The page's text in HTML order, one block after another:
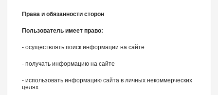
Права и обязанности сторон
Пользователь имеет право:
- осуществлять поиск информации на сайте
- получать информацию на сайте
- использовать информацию сайта в личных некоммерческих
целях